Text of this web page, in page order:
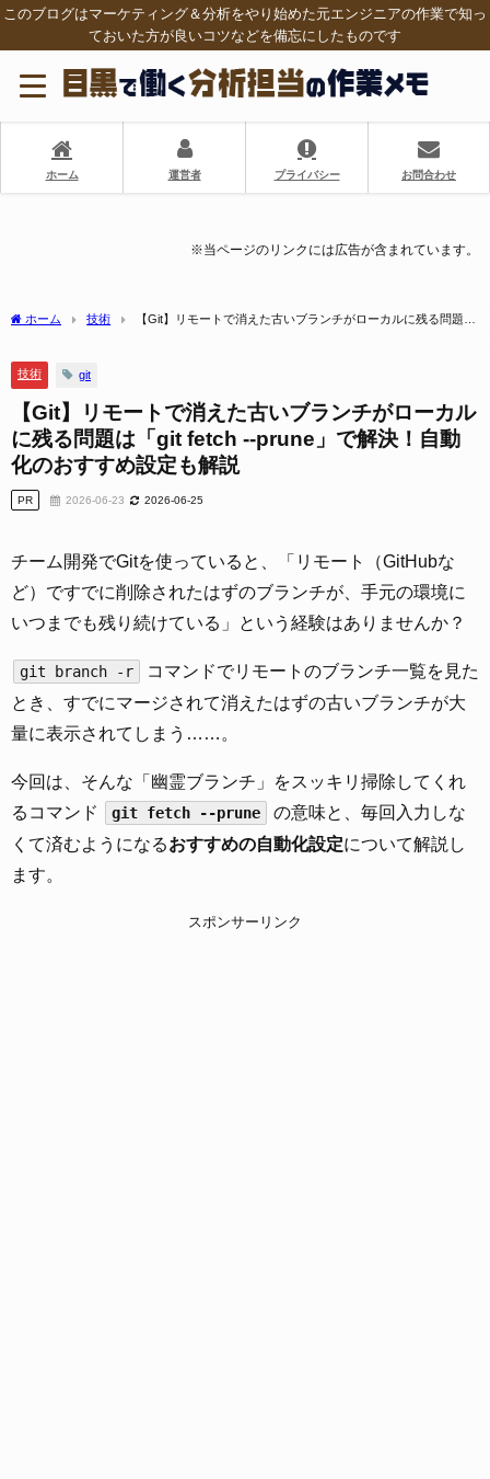
このブログはマーケティング＆分析をやり始めた元エンジニアの作業で知っ
ておいた方が良いコツなどを備忘にしたものです
ホーム 運営者 プライバシー お問合わせ
※当ページのリンクには広告が含まれています。
ホーム 技術
【Git】リモートで消えた古いブランチがローカルに残る問題は
技術 git
【Git】リモートで消えた古いブランチがローカル
に残る問題は「git fetch --prune」で解決！自動
化のおすすめ設定も解説
PR 2026-06-23 2026-06-25
チーム開発でGitを使っていると、「リモート（GitHubな
ど）ですでに削除されたはずのブランチが、手元の環境に
いつまでも残り続けている」という経験はありませんか？
git branch -r
コマンドでリモートのブランチ一覧を見た
とき、すでにマージされて消えたはずの古いブランチが大
量に表示されてしまう……。
今回は、そんな「幽霊ブランチ」をスッキリ掃除してくれ
るコマンド
git fetch --prune
の意味と、毎回入力しな
くて済むようになるおすすめの自動化設定について解説し
ます。
スポンサーリンク